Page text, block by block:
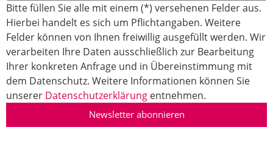
Bitte füllen Sie alle mit einem (*) versehenen Felder aus.
Hierbei handelt es sich um Pflichtangaben. Weitere
Felder können von Ihnen freiwillig ausgefüllt werden. Wir
verarbeiten Ihre Daten ausschließlich zur Bearbeitung
Ihrer konkreten Anfrage und in Übereinstimmung mit
dem Datenschutz. Weitere Informationen können Sie
unserer Datenschutzerklärung entnehmen.
Newsletter abonnieren